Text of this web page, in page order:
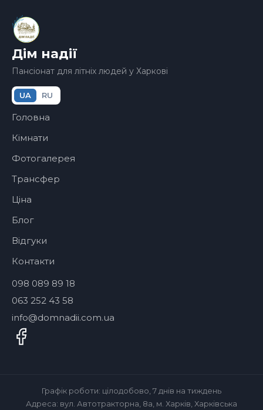
Дім надії
Пансіонат для літніх людей у Харкові
UA RU
Головна
Кімнати
Фотогалерея
Трансфер
Ціна
Блог
Відгуки
Контакти
098 089 89 18
063 252 43 58
info@domnadii.com.ua
Графік роботи: цілодобово, 7 днів на тиждень
Адреса: вул. Автотракторна, 8а, м. Харків, Харківська